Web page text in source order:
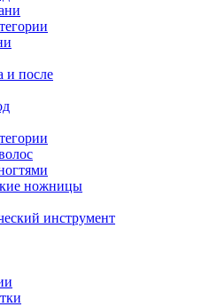
и после
ножницы
инструмент